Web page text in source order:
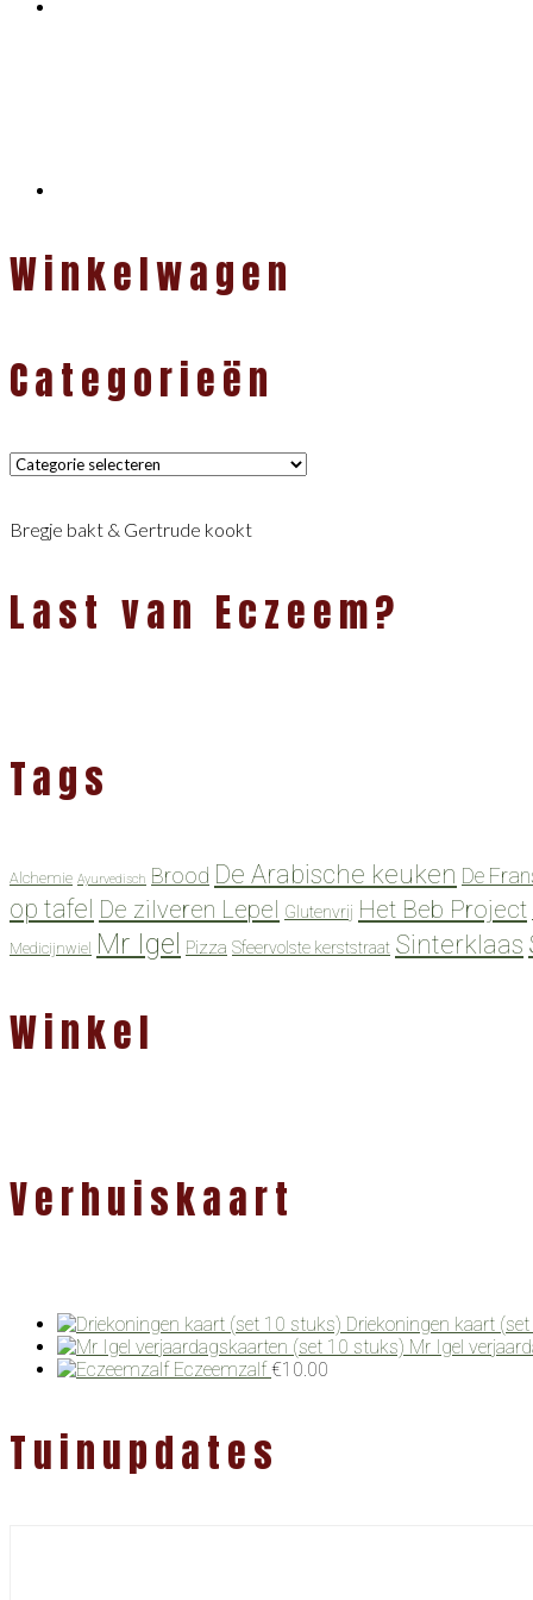
Winkelwagen
Categorieën
Categorieën
Bregje bakt & Gertrude kookt
Last van Eczeem?
Tags
Alchemie Ayurvedisch Brood De Arabische keuken De
op tafel De zilveren Lepel Glutenvrij Het Beb Project
Medicijnwiel Mr Igel Pizza Sfeervolste kerststraat Sinterklaas
Winkel
Verhuiskaart
Driekoningen kaart
Mr Igel
Eczeemzalf €10.00
Tuinupdates